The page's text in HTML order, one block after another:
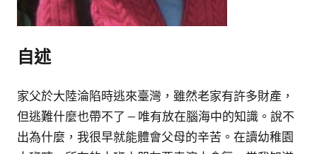
自述
家父於大陸淪陷時逃來臺灣，雖然老家有許多財產，
但逃難什麼也帶不了 — 唯有放在腦海中的知識。說不
出為什麼，我很早就能體會父母的辛苦。在讀幼稚園